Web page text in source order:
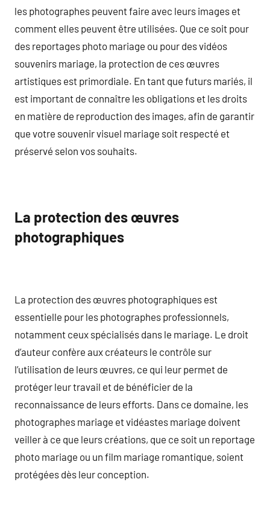
les photographes peuvent faire avec leurs images et
comment elles peuvent être utilisées. Que ce soit pour
des reportages photo mariage ou pour des vidéos
souvenirs mariage, la protection de ces œuvres
artistiques est primordiale. En tant que futurs mariés, il
est important de connaître les obligations et les droits
en matière de reproduction des images, afin de garantir
que votre souvenir visuel mariage soit respecté et
préservé selon vos souhaits.
La protection des œuvres
photographiques
La protection des œuvres photographiques est
essentielle pour les photographes professionnels,
notamment ceux spécialisés dans le mariage. Le droit
d’auteur confère aux créateurs le contrôle sur
l’utilisation de leurs œuvres, ce qui leur permet de
protéger leur travail et de bénéficier de la
reconnaissance de leurs efforts. Dans ce domaine, les
photographes mariage et vidéastes mariage doivent
veiller à ce que leurs créations, que ce soit un reportage
photo mariage ou un film mariage romantique, soient
protégées dès leur conception.